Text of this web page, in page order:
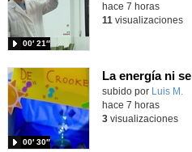
00′ 21″
hace 7 horas
11 visualizaciones
Contenido educativo.
subido por Luis M.
00′ 30″
hace 7 horas
3visualizaciones